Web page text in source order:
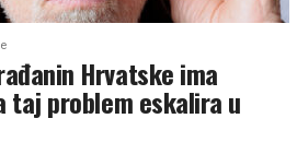
Hrvatske ima
taj problem eskalira u